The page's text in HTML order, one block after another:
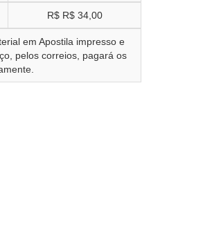
R$ R$ 34,00
em Apostila impresso e
pelos correios, pagará os